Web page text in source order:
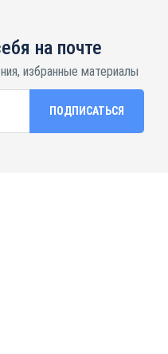
на почте
избранные материалы